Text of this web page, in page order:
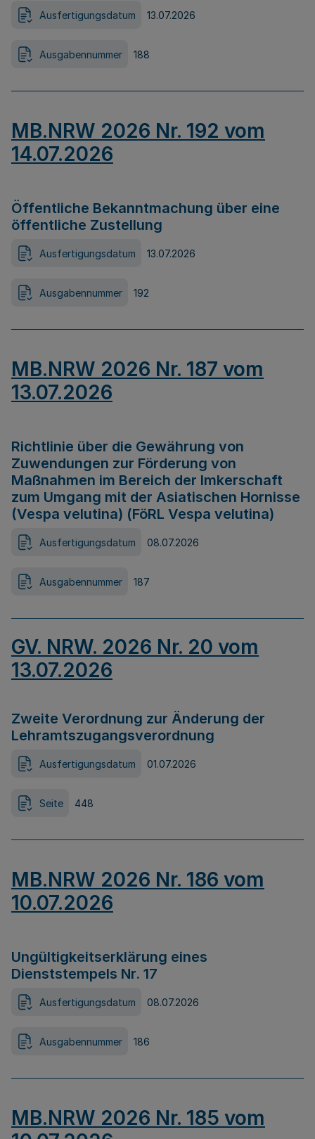
Ausfertigungsdatum 13.07.2026
Ausgabennummer 188
MB.NRW 2026 Nr. 192 vom
14.07.2026
Öffentliche Bekanntmachung über eine
öffentliche Zustellung
Ausfertigungsdatum 13.07.2026
Ausgabennummer 192
MB.NRW 2026 Nr. 187 vom
13.07.2026
Richtlinie über die Gewährung von
Zuwendungen zur Förderung von
Maßnahmen im Bereich der Imkerschaft
zum Umgang mit der Asiatischen Hornisse
(Vespa velutina) (FöRL Vespa velutina)
Ausfertigungsdatum 08.07.2026
Ausgabennummer 187
GV. NRW. 2026 Nr. 20 vom
13.07.2026
Zweite Verordnung zur Änderung der
Lehramtszugangsverordnung
Ausfertigungsdatum 01.07.2026
Seite 448
MB.NRW 2026 Nr. 186 vom
10.07.2026
Ungültigkeitserklärung eines
Dienststempels Nr. 17
Ausfertigungsdatum 08.07.2026
Ausgabennummer 186
MB.NRW 2026 Nr. 185 vom